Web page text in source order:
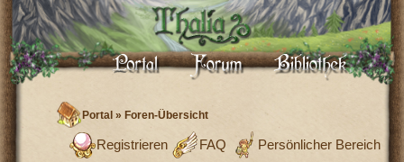
Portal »Foren-Übersicht
Persönlicher Bereich
FAQ
Registrieren